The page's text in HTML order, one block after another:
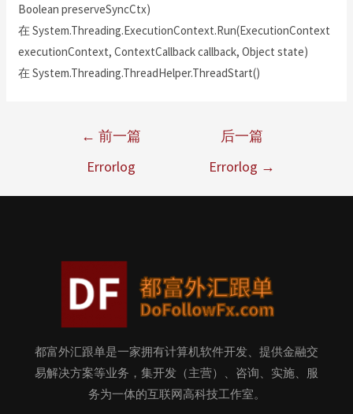
Boolean preserveSyncCtx)
在 System.Threading.ExecutionContext.Run(ExecutionContext
executionContext, ContextCallback callback, Object state)
在 System.Threading.ThreadHelper.ThreadStart()
← 前一篇
Errorlog
后一篇
Errorlog →
都富外汇跟单是一家拥有计算机软件开发、提供金融交
易解决方案等业务，集开发（主营）、咨询、实施、服
务为一体的互联网高科技工作室。